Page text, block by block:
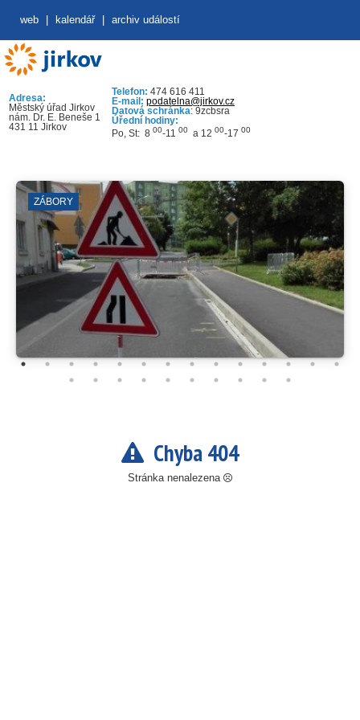
web kalendář archiv událostí
Adresa:
Městský úřad Jirkov
nám. Dr. E. Beneše 1
431 11 Jirkov
Telefon: 474 616 411
E-mail: podatelna@jirkov.cz
Datová schránka: 9zcbsra
Úřední hodiny:
Po, St: 8 00-11 00 a 12 00-17 00
ZÁBORY
Chyba 404
Stránka nenalezena